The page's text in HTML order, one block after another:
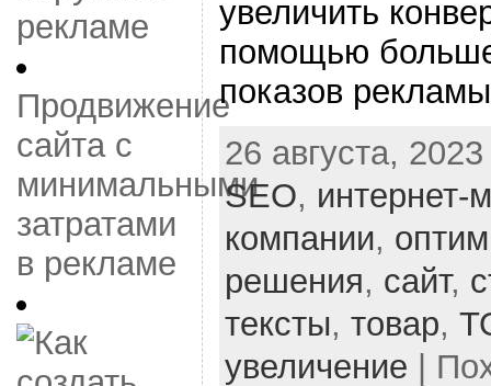
рекламе
Продвижение
сайта с
минимальными
затратами
в рекламе
увеличить
помощью
показов
26 августа,
SEO, интернет-
компании,
решения, сайт,
тексты, товар,
увеличение |